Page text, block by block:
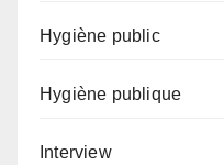
Hygiène public
Hygiène publique
Interview